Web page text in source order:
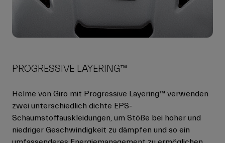
PROGRESSIVE LAYERING™
Helme von Giro mit Progressive Layering™ verwenden
zwei unterschiedlich dichte EPS-
Schaumstoffauskleidungen, um Stöße bei hoher und
niedriger Geschwindigkeit zu dämpfen und so ein